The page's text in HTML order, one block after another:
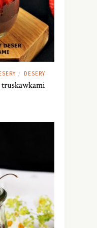
/ DESERY